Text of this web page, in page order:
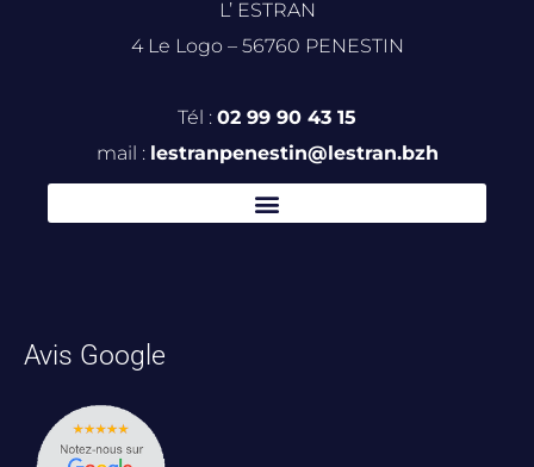
L’ ESTRAN
4 Le Logo – 56760 PENESTIN
Tél : 02 99 90 43 15
mail : lestranpenestin@lestran.bzh
Avis Google